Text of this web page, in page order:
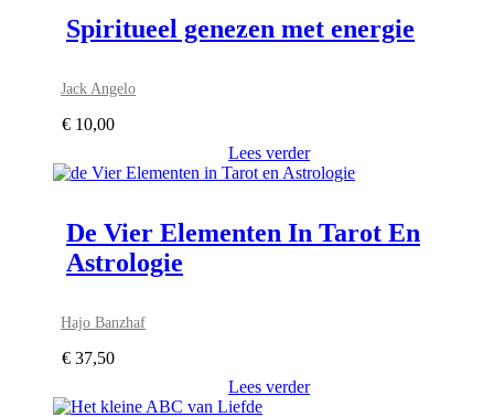
Spiritueel genezen met energie
Jack Angelo
€ 10,00
Lees verder
De Vier Elementen In Tarot En
Astrologie
Hajo Banzhaf
€ 37,50
Lees verder